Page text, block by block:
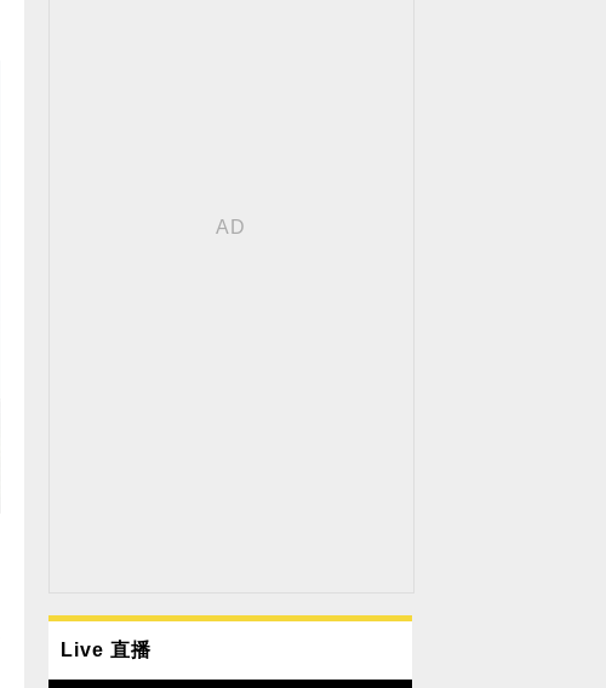
Live 直播